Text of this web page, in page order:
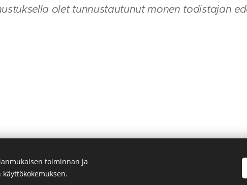
olet tunnustautunut monen todistajan
© Salon Helluntaiseurakunta 2026. Kaikki oikeudet pidätetään.
toiminnan ja